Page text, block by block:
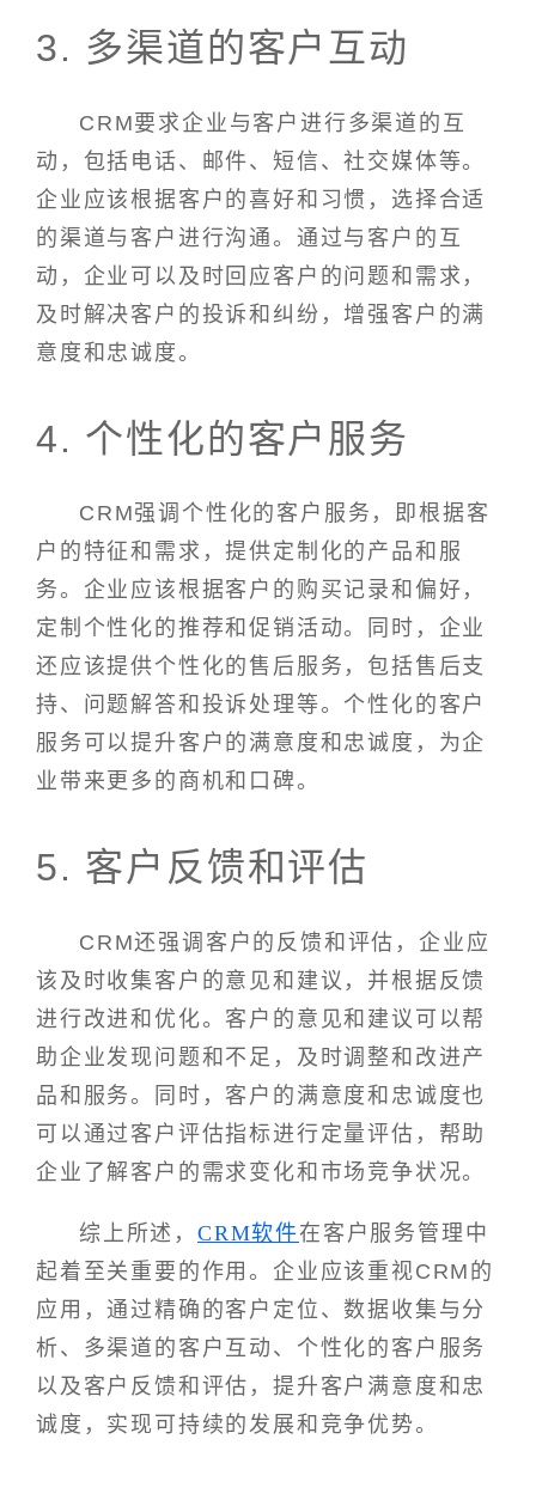
3. 多渠道的客户互动
CRM要求企业与客户进行多渠道的互
动，包括电话、邮件、短信、社交媒体等。
企业应该根据客户的喜好和习惯，选择合适
的渠道与客户进行沟通。通过与客户的互
动，企业可以及时回应客户的问题和需求，
及时解决客户的投诉和纠纷，增强客户的满
意度和忠诚度。
4. 个性化的客户服务
CRM强调个性化的客户服务，即根据客
户的特征和需求，提供定制化的产品和服
务。企业应该根据客户的购买记录和偏好，
定制个性化的推荐和促销活动。同时，企业
还应该提供个性化的售后服务，包括售后支
持、问题解答和投诉处理等。个性化的客户
服务可以提升客户的满意度和忠诚度，为企
业带来更多的商机和口碑。
5. 客户反馈和评估
CRM还强调客户的反馈和评估，企业应
该及时收集客户的意见和建议，并根据反馈
进行改进和优化。客户的意见和建议可以帮
助企业发现问题和不足，及时调整和改进产
品和服务。同时，客户的满意度和忠诚度也
可以通过客户评估指标进行定量评估，帮助
企业了解客户的需求变化和市场竞争状况。
综上所述， CRM软件在客户服务管理中
起着至关重要的作用。企业应该重视CRM的
应用，通过精确的客户定位、数据收集与分
析、多渠道的客户互动、个性化的客户服务
以及客户反馈和评估，提升客户满意度和忠
诚度，实现可持续的发展和竞争优势。